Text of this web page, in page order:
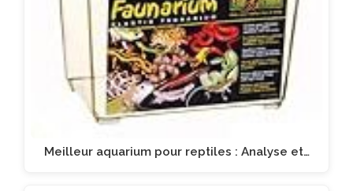
Meilleur aquarium pour reptiles : Analyse et…